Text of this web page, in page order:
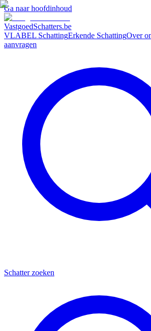
Ga naar hoofdinhoud
VastgoedSchatters.be
VLABEL SchattingErkende SchattingOver
aanvragen
Schatter zoeken